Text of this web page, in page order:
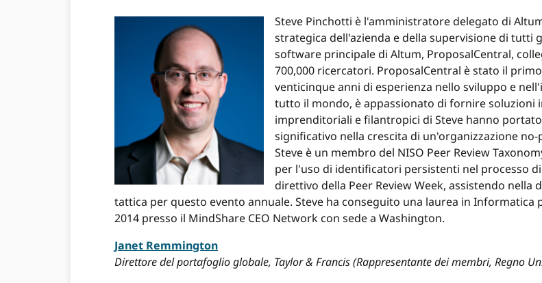
Steve Pinchotti è l'amministratore delegato di
strategica dell'azienda e della supervisione di tutti
software principale di Altum, ProposalCentral,
700,000 ricercatori. ProposalCentral è stato il
venticinque anni di esperienza nello sviluppo e
tutto il mondo, è appassionato di fornire soluzioni
imprenditoriali e filantropici di Steve hanno
significativo nella crescita di un'organizzazione
Steve è un membro del NISO Peer Review
per l'uso di identificatori persistenti nel processo
direttivo della Peer Review Week, assistendo
tattica per questo evento annuale. Steve ha conseguito una laurea in Informatica
2014 presso il MindShare CEO Network con sede a Washington.
Janet Remmington
Direttore del portafoglio globale, Taylor & Francis (Rappresentante dei membri, Regno